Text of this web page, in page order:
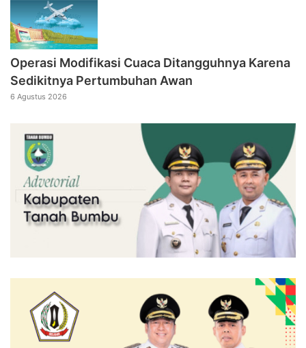
Operasi Modifikasi Cuaca Ditangguhnya Karena
Sedikitnya Pertumbuhan Awan
6 Agustus 2026